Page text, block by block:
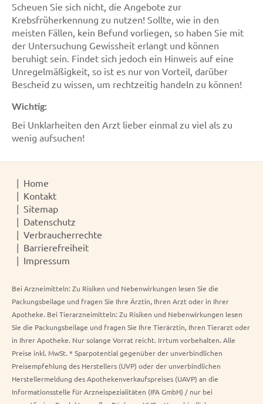
Scheuen Sie sich nicht, die Angebote zur
Krebsfrüherkennung zu nutzen! Sollte, wie in den
meisten Fällen, kein Befund vorliegen, so haben Sie mit
der Untersuchung Gewissheit erlangt und können
beruhigt sein. Findet sich jedoch ein Hinweis auf eine
Unregelmäßigkeit, so ist es nur von Vorteil, darüber
Bescheid zu wissen, um rechtzeitig handeln zu können!
Wichtig:
Bei Unklarheiten den Arzt lieber einmal zu viel als zu
wenig aufsuchen!
Home
Kontakt
Sitemap
Datenschutz
Verbraucherrechte
Barrierefreiheit
Impressum
Bei Arzneimitteln: Zu Risiken und Nebenwirkungen lesen Sie die
Packungsbeilage und fragen Sie Ihre Ärztin, Ihren Arzt oder in Ihrer
Apotheke. Bei Tierarzneimitteln: Zu Risiken und Nebenwirkungen lesen
Sie die Packungsbeilage und fragen Sie Ihre Tierärztin, Ihren Tierarzt oder
in Ihrer Apotheke. Nur solange Vorrat reicht. Irrtum vorbehalten. Alle
Preise inkl. MwSt. * Sparpotential gegenüber der unverbindlichen
Preisempfehlung des Herstellers (UVP) oder der unverbindlichen
Herstellermeldung des Apothekenverkaufspreises (UAVP) an die
Informationsstelle für Arzneispezialitäten (IFA GmbH) / nur bei